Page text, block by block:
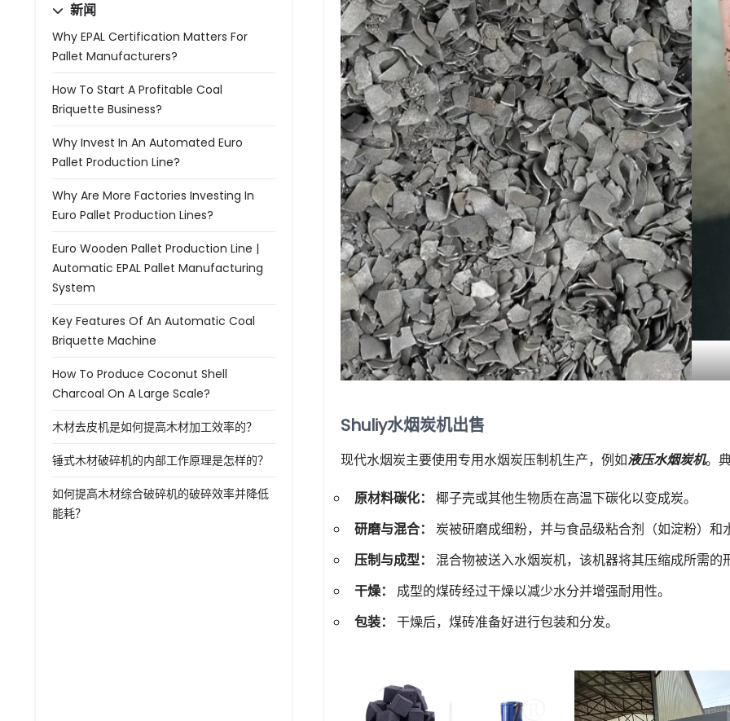
新闻
Why EPAL Certification Matters For
Pallet Manufacturers?
How To Start A Profitable Coal
Briquette Business?
Why Invest In An Automated Euro
Pallet Production Line?
Why Are More Factories Investing In
Euro Pallet Production Lines?
Euro Wooden Pallet Production Line |
Automatic EPAL Pallet Manufacturing
System
Key Features Of An Automatic Coal
Briquette Machine
How To Produce Coconut Shell
Charcoal On A Large Scale?
木材去皮机是如何提高木材加工效率的？
锤式木材破碎机的内部工作原理是怎样的？
如何提高木材综合破碎机的破碎效率并降低
能耗？
Shuliy水烟炭机出售
现代水烟炭主要使用专用水烟炭压制机生产，例如液压水烟炭机。
原材料碳化：
椰子壳或其他生物质在高温下碳化以变成炭。
研磨与混合：
炭被研磨成细粉，并与食品级粘合剂（如淀粉）和
压制与成型： 混合物被送入水烟炭机，该机器将其压缩成所需
干燥： 成型的煤砖经过干燥以减少水分并增强耐用性。
包装：
干燥后，煤砖准备好进行包装和分发。